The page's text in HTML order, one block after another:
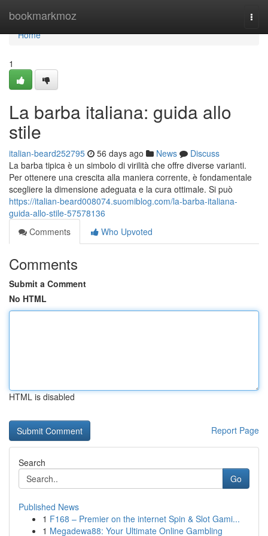
bookmarkmoz
Home
Home
1
La barba italiana: guida allo
stile
italian-beard252795 56 days ago News
Discuss
La barba tipica è un simbolo di virilità che offre diverse varianti.
Per ottenere una crescita alla maniera corrente, è fondamentale
scegliere la dimensione adeguata e la cura ottimale. Si può
https://italian-beard008074.suomiblog.com/la-barba-italiana-
guida-allo-stile-57578136
Comments
Who Upvoted
Comments
Submit a Comment
No HTML
HTML is disabled
Report Page
Search
Go
Published News
1 F168 – Premier on the internet Spin & Slot Gami...
1 Megadewa88: Your Ultimate Online Gambling